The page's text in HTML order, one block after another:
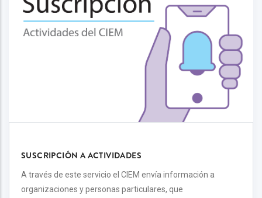
SUSCRIPCIÓN A ACTIVIDADES
A través de este servicio el CIEM envía información a
organizaciones y personas particulares, que